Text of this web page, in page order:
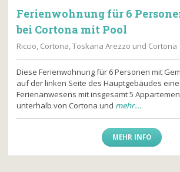
Ferienwohnung für 6
bei Cortona mit Pool
Riccio, Cortona, Toskana Arezzo und Cortona
Diese Ferienwohnung für 6 Personen mit
auf der linken Seite des Hauptgebäudes
Ferienanwesens mit insgesamt 5
unterhalb von Cortona und mehr...
MEHR INFO